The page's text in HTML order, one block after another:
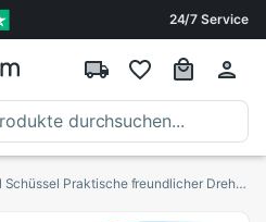
24/7 Service
Universal- Kreisel Schüssel Praktische freundlicher Dreh Gleichgewicht Neuheit Schüssel 360 Drehen verschütten-nachweisen fest Baby Fütterung Gerichte ZXH